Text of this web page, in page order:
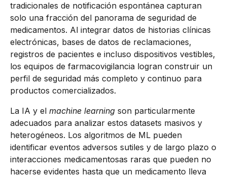
tradicionales de notificación espontánea capturan
solo una fracción del panorama de seguridad de
medicamentos. Al integrar datos de historias clínicas
electrónicas, bases de datos de reclamaciones,
registros de pacientes e incluso dispositivos vestibles,
los equipos de farmacovigilancia logran construir un
perfil de seguridad más completo y continuo para
productos comercializados.
La IA y el machine learning son particularmente
adecuados para analizar estos datasets masivos y
heterogéneos. Los algoritmos de ML pueden
identificar eventos adversos sutiles y de largo plazo o
interacciones medicamentosas raras que pueden no
hacerse evidentes hasta que un medicamento lleva